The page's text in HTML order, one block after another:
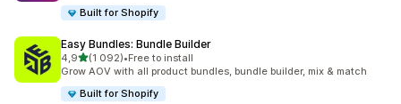
Built for Shopify
Easy Bundles: Bundle Builder
4,9na 5 gwiazdek
(1 092)
Łączna liczba recenzji: 1092
•Free to install
Grow AOV with all product bundles, bundle builder, mix & match
Built for Shopify